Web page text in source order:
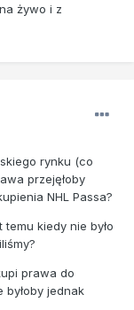
żywo i z
rynku (co
przejęłoby
NHL Passa?
kiedy nie było
prawa do
byłoby jednak